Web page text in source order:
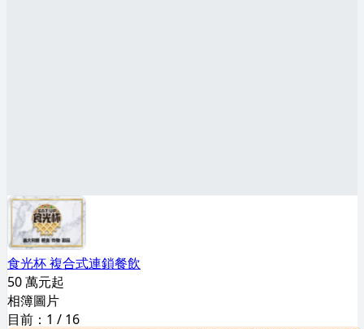
食光杯 複合式連鎖餐飲
50 萬元起
相簿圖片
目前： 1 / 16